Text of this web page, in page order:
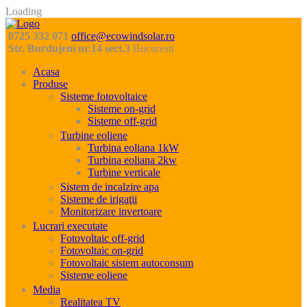
Loading
0725 332 071 office@ecowindsolar.ro
Str. Burdujeni nr.14 sect.3 Bucuresti
Acasa
Produse
Sisteme fotovoltaice
Sisteme on-grid
Sisteme off-grid
Turbine eoliene
Turbina eoliana 1kW
Turbina eoliana 2kw
Turbine verticale
Sistem de incalzire apa
Sisteme de irigaţii
Monitorizare invertoare
Lucrari executate
Fotovoltaic off-grid
Fotovoltaic on-grid
Fotovoltaic sistem autoconsum
Sisteme eoliene
Media
Realitatea TV